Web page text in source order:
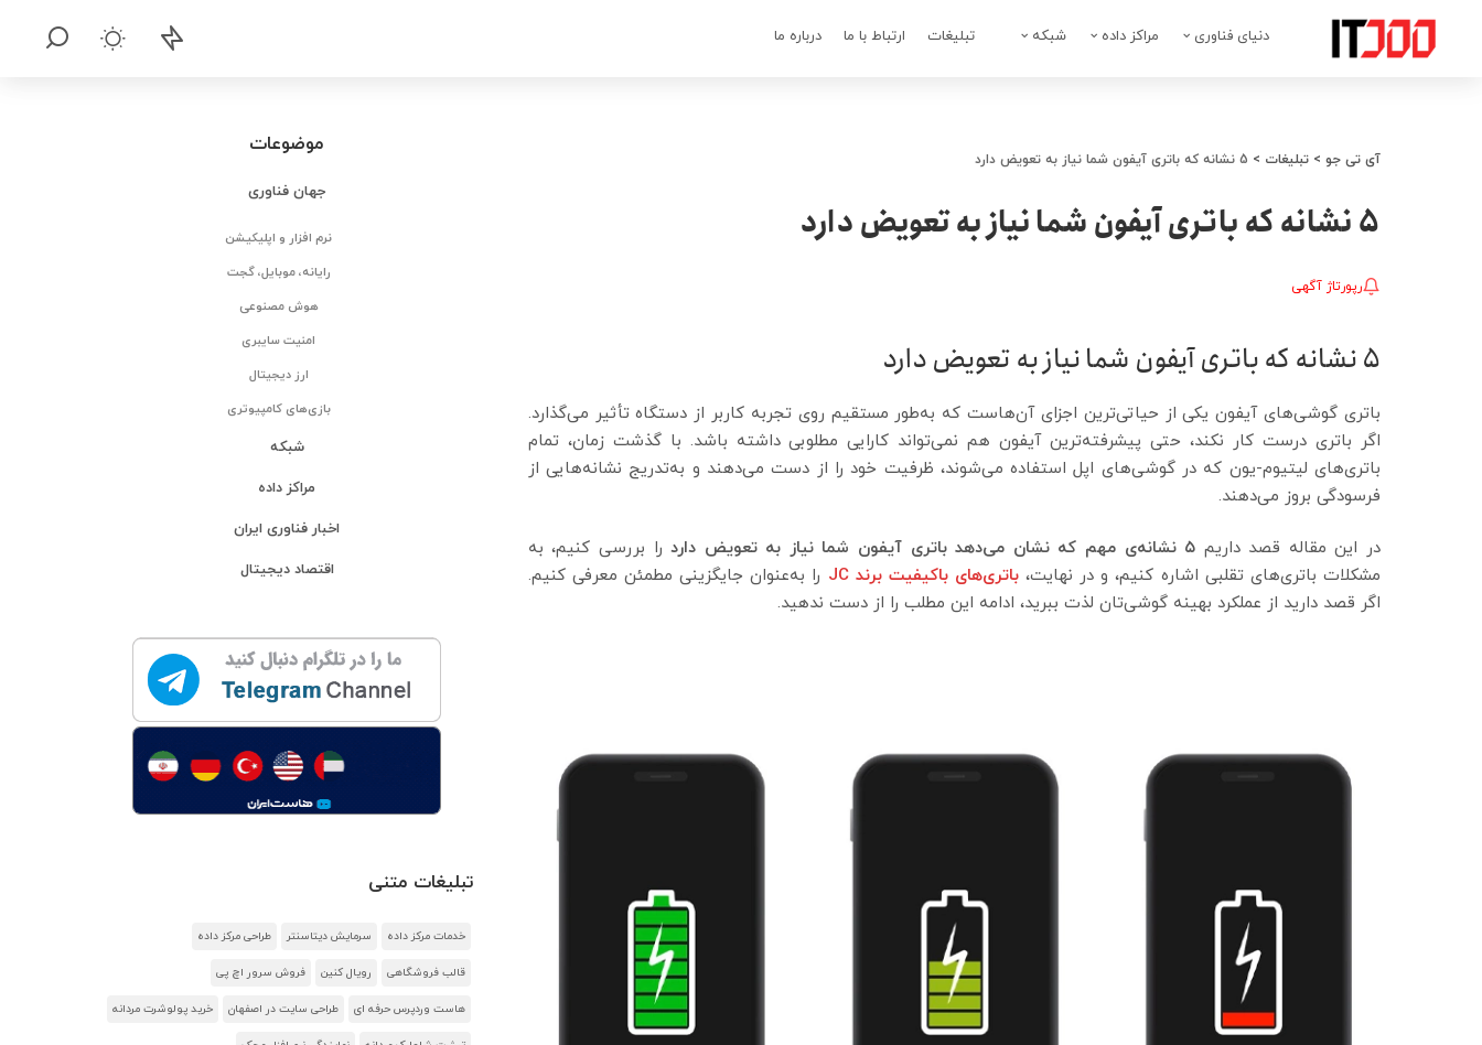
دنیای فناوری مراکز داده شبکه تبلیغات ارتباط با ما درباره ما
آی تی جو > تبلیغات > 5 نشانه که باتری آیفون شما نیاز به تعویض دارد
5 نشانه که باتری آیفون شما نیاز به تعویض دارد
رپورتاژ آگهی
۵ نشانه که باتری آیفون شما نیاز به تعویض دارد
باتری گوشی‌های آیفون یکی از حیاتی‌ترین اجزای آن‌هاست که به‌طور مستقیم روی تجربه کاربر از دستگاه تأثیر می‌گذارد.
اگر باتری درست کار نکند، حتی پیشرفته‌ترین آیفون هم نمی‌تواند کارایی مطلوبی داشته باشد. با گذشت زمان، تمام
باتری‌های لیتیوم-یون که در گوشی‌های اپل استفاده می‌شوند، ظرفیت خود را از دست می‌دهند و به‌تدریج نشانه‌هایی از
فرسودگی بروز می‌دهند.
در این مقاله قصد داریم ۵ نشانه‌ی مهم که نشان می‌دهد باتری آیفون شما نیاز به تعویض دارد
را بررسی کنیم، به
مشکلات باتری‌های تقلبی اشاره کنیم، و در نهایت،باتری‌های باکیفیت برند JC
را به‌عنوان جایگزینی مطمئن معرفی کنیم.
اگر قصد دارید از عملکرد بهینه گوشی‌تان لذت ببرید، ادامه این مطلب را از دست ندهید.
موضوعات
جهان فناوری
نرم افزار و اپلیکیشن
رایانه، موبایل، گجت
هوش مصنوعی
امنیت سایبری
ارز دیجیتال
بازی‌های کامپیوتری
شبکه
مراکز داده
اخبار فناوری ایران
اقتصاد دیجیتال
تبلیغات متنی
خدمات مرکز داده سرمایش دیتاسنتر طراحی مرکز داده
قالب فروشگاهی رویال کنین فروش سرور اچ پی
هاست وردپرس حرفه ای طراحی سایت در اصفهان خرید پولوشرت مردانه